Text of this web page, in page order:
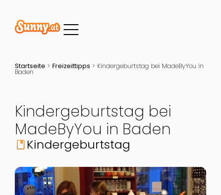
Startseite > Freizeittipps > Kindergeburtstag bei MadeByYou in
Baden
Kindergeburtstag bei
MadeByYou in Baden
book Kindergeburtstag